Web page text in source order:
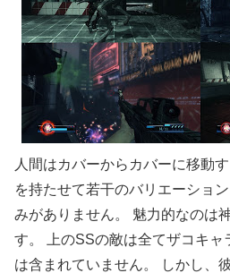
人間はカバーからカバーに移動
を持たせて若干のバリエーショ
みがありません。 魅力的なのは
す。 上のSSの敵は全てザコキャ
は含まれていません。 しかし、